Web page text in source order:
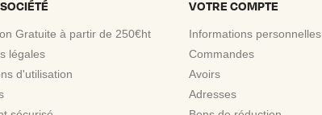
Gratuite à partir de 250€ht
légales
d'utilisation
VOTRE COMPTE
Informations personnelles
Commandes
Avoirs
Adresses